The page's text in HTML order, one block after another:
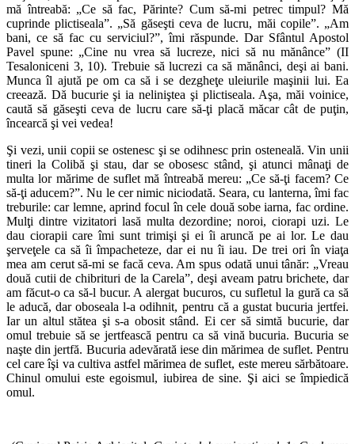
mă întreabă: „Ce să fac, Părinte? Cum să-mi petrec timpul? Mă
cuprinde plictiseala”. „Să găseşti ceva de lucru, măi copile”. „Am
bani, ce să fac cu serviciul?”, îmi răspunde. Dar Sfântul Apostol
Pavel spune: „Cine nu vrea să lucreze, nici să nu mănânce” (II
Tesaloniceni 3, 10). Trebuie să lucrezi ca să mănânci, deşi ai bani.
Munca îl ajută pe om ca să i se dezgheţe uleiurile maşinii lui. Ea
creează. Dă bucurie şi ia neliniştea şi plictiseala. Aşa, măi voinice,
caută să găseşti ceva de lucru care să-ţi placă măcar cât de puţin,
încearcă şi vei vedea!
Şi vezi, unii copii se ostenesc şi se odihnesc prin osteneală. Vin unii
tineri la Colibă şi stau, dar se obosesc stând, şi atunci mânaţi de
multa lor mărime de suflet mă întreabă mereu: „Ce să-ţi facem? Ce
să-ţi aducem?”. Nu le cer nimic niciodată. Seara, cu lanterna, îmi fac
treburile: car lemne, aprind focul în cele două sobe iarna, fac ordine.
Mulţi dintre vizitatori lasă multa dezordine; noroi, ciorapi uzi. Le
dau ciorapii care îmi sunt trimişi şi ei îi aruncă pe ai lor. Le dau
şerveţele ca să îi împacheteze, dar ei nu îi iau. De trei ori în viaţa
mea am cerut să-mi se facă ceva. Am spus odată unui tânăr: „Vreau
două cutii de chibrituri de la Carela”, deşi aveam patru brichete, dar
am făcut-o ca să-l bucur. A alergat bucuros, cu sufletul la gură ca să
le aducă, dar oboseala l-a odihnit, pentru că a gustat bucuria jertfei.
Iar un altul stătea şi s-a obosit stând. Ei cer să simtă bucurie, dar
omul trebuie să se jertfească pentru ca să vină bucuria. Bucuria se
naşte din jertfă. Bucuria adevărată iese din mărimea de suflet. Pentru
cel care îşi va cultiva astfel mărimea de suflet, este mereu sărbătoare.
Chinul omului este egoismul, iubirea de sine. Şi aici se împiedică
omul.